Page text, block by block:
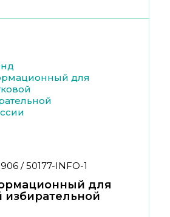
/ 50177-INFO-1
для
избирательной